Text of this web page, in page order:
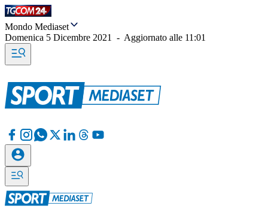
Mondo Mediaset
Domenica 5 Dicembre 2021
- Aggiornato alle 11:01